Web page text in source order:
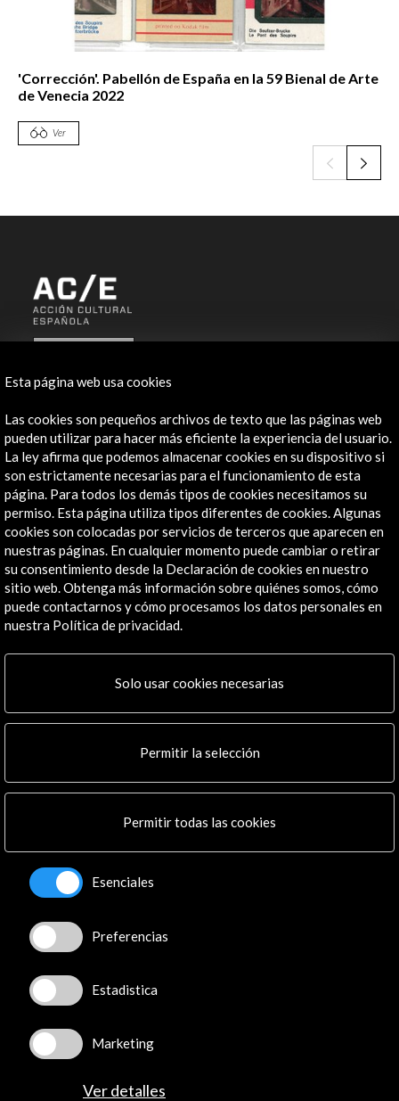
'Corrección'. Pabellón de España en la 59 Bienal de Arte
de Venecia 2022
Ver
Contacta
info@accioncultural.es
+34 91 700 4000
José Abascal, 4 - 4º
28003 Madrid, España
Canales de contacto
Explora
Institucional
Actividades
Programa PICE
Noticias
Mapa Web
Logo y crédito a AC/E
Conecta
X (Twitter)
Instagram
Facebook
Youtube
Spotify
Flickr
Esta página web usa cookies
Las cookies son pequeños archivos de texto que las páginas web
pueden utilizar para hacer más eficiente la experiencia del usuario.
La ley afirma que podemos almacenar cookies en su dispositivo si
son estrictamente necesarias para el funcionamiento de esta
página. Para todos los demás tipos de cookies necesitamos su
permiso. Esta página utiliza tipos diferentes de cookies. Algunas
cookies son colocadas por servicios de terceros que aparecen en
nuestras páginas. En cualquier momento puede cambiar o retirar
su consentimiento desde la Declaración de cookies en nuestro
sitio web. Obtenga más información sobre quiénes somos, cómo
puede contactarnos y cómo procesamos los datos personales en
nuestra Política de privacidad.
Solo usar cookies necesarias
Permitir la selección
Permitir todas las cookies
Esenciales
Preferencias
Estadistica
Marketing
Ver detalles